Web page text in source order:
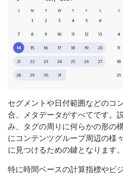
セグメントや日付範囲などのコ
合、メタデータがすべてです。
み、タグの周りに何らかの形の
にコンテンツグループ周辺の様
に見つけるための鍵となります。
特に時間ベースの計算指標やビ